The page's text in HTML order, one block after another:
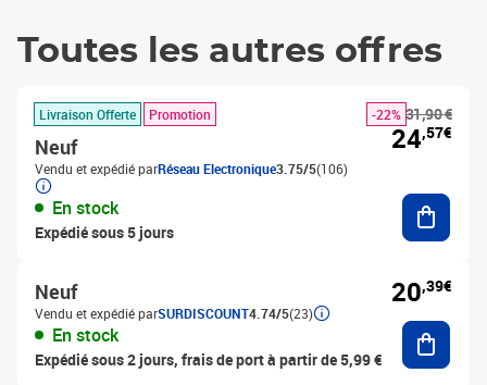
Toutes les autres offres
Livraison Offerte Promotion
Neuf
Vendu et expédié parRéseau Electronique3.75/5(106)
En stock
Expédié sous 5 jours
31,90 €
-22%
24,57€
Neuf
Vendu et expédié parSURDISCOUNT4.74/5(23)
En stock
Expédié sous 2 jours, frais de port à partir de 5,99 €
20,39€